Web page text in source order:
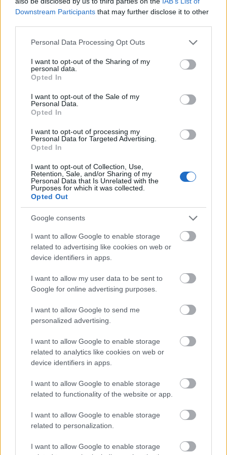
Downstream Participants that may further disclose it to other
Please note that this website/app uses one or more Google
not limited to your visit or usage behaviour. You may click to
grant or deny consent to Google and its third-party tags to
use your data for below specified purposes in below Google
consent section.
Personal Data Processing Opt Outs
I want to opt-out of the Sharing of my
personal data.
Opted In
I want to opt-out of the Sale of my
Personal Data.
Opted In
I want to opt-out of processing my
Personal Data for Targeted Advertising.
Opted In
I want to opt-out of Collection, Use,
Retention, Sale, and/or Sharing of my
Personal Data that Is Unrelated with the
Purposes for which it was collected.
Opted Out
Google consents
I want to allow Google to enable storage
related to advertising like cookies on web or
device identifiers in apps.
I want to allow my user data to be sent to
Google for online advertising purposes.
I want to allow Google to send me
personalized advertising.
I want to allow Google to enable storage
related to analytics like cookies on web or
device identifiers in apps.
I want to allow Google to enable storage
related to functionality of the website or app.
I want to allow Google to enable storage
related to personalization.
I want to allow Google to enable storage
kapcsolatban vannak a "külvilággal", figyelik a
visszajelzéseket, jól akarják játszani a "szerepüket",
ismerőseiknek. Helmer kétségbeesetten leplezni
akarja a nyilvánosság előtt felesége kitöréseit,
Krogstad zsákmányra éhesen színházi látcsővel
pásztázza a földszintet. Ez utóbbi szimbólum igen
hatásossá válik, amikor a lecsúszott ügyvéd a
"terepszemle" után gukkerét a mellette ülő Nórára
szegezi: Helmerné az, aki a célkeresztbe került, a
leterítendő nagyvad.
és realitáslátszatát. Az eredeti dráma mindhárom
felvonása ugyanabban a szobában játszódik, csak
más-más időben. Baráthy rendezésében a páholy
úgy változik a Helmer házaspár intim szférájává,
hogy közben megőrzi páholyjellegét. A jelmezbál
feltehetően a fiktív színházi előadást követő fogadás
vagy premierbuli. Lehetséges az is (ez a
valószínűbb), hogy az események egy manapság
divatos rendezvényen játszódnak: Helmer cége, a
tőkeerős multinacionális pénzintézet kibérelt egy
operaházat, megvette az előadást, amely után partit
szervezett a VIP-vendégeknek. A jelenre való utalások
egyike sem harsány, inkább jelzésszerű, a néző azért
érezheti mában játszódónak a történetet, mert mai
figurákat lát. A rendező és az előadók egy jól
kiaknázott alapötlettel (a színházi helyszínnel) és a
színészi játékkal modernizálják Ibsent. Ez utóbbi
tény az előadás legszimpatikusabb jellemzője.
Helmer Simon Kornél alakításában törtető fiatal
üzletember. A figura Ibsen északiságából (is)
pénzhajszoló, magas kultúráért nem rajongó mai
újgazdag színházi viselkedésével. Helmer, amikor
produkció, hanem mert mások is tapsolnak. A bukás